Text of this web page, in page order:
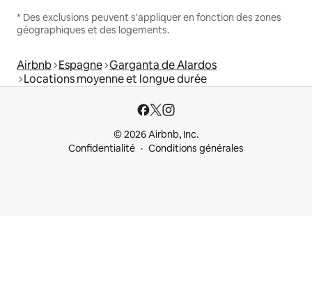
* Des exclusions peuvent s'appliquer en fonction des zones
géographiques et des logements.
Airbnb Espagne Garganta de Alardos
Locations moyenne et longue durée
© 2026 Airbnb, Inc.
Confidentialité
Conditions générales